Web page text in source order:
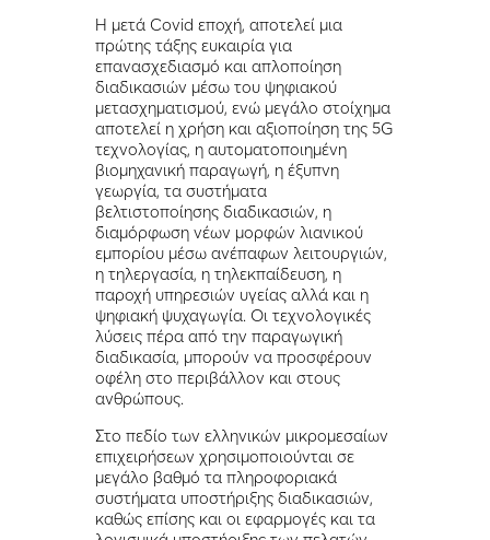
Η μετά Covid εποχή, αποτελεί μια
πρώτης τάξης ευκαιρία για
επανασχεδιασμό και απλοποίηση
διαδικασιών μέσω του ψηφιακού
μετασχηματισμού, ενώ μεγάλο στοίχημα
αποτελεί η χρήση και αξιοποίηση της 5G
τεχνολογίας, η αυτοματοποιημένη
βιομηχανική παραγωγή, η έξυπνη
γεωργία, τα συστήματα
βελτιστοποίησης διαδικασιών, η
διαμόρφωση νέων μορφών λιανικού
εμπορίου μέσω ανέπαφων λειτουργιών,
η τηλεργασία, η τηλεκπαίδευση, η
παροχή υπηρεσιών υγείας αλλά και η
ψηφιακή ψυχαγωγία. Οι τεχνολογικές
λύσεις πέρα από την παραγωγική
διαδικασία, μπορούν να προσφέρουν
οφέλη στο περιβάλλον και στους
ανθρώπους.
Στο πεδίο των ελληνικών μικρομεσαίων
επιχειρήσεων χρησιμοποιούνται σε
μεγάλο βαθμό τα πληροφοριακά
συστήματα υποστήριξης διαδικασιών,
καθώς επίσης και οι εφαρμογές και τα